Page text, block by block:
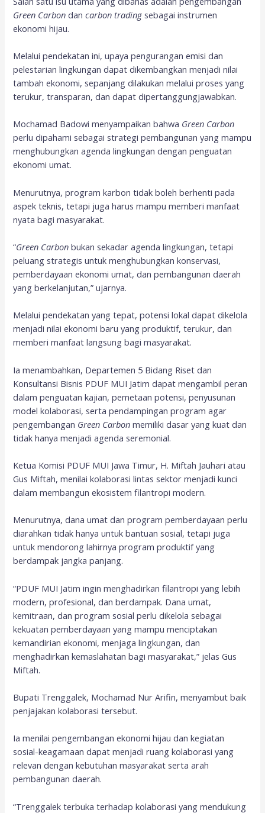
Green Carbon dancarbon trading sebagai instrumen
ekonomi hijau.
Melalui pendekatan ini, upaya pengurangan emisi dan
pelestarian lingkungan dapat dikembangkan menjadi nilai
tambah ekonomi, sepanjang dilakukan melalui proses yang
terukur, transparan, dan dapat dipertanggungjawabkan.
Mochamad Badowi menyampaikan bahwa Green Carbon
perlu dipahami sebagai strategi pembangunan yang mampu
menghubungkan agenda lingkungan dengan penguatan
ekonomi umat.
Menurutnya, program karbon tidak boleh berhenti pada
aspek teknis, tetapi juga harus mampu memberi manfaat
nyata bagi masyarakat.
“Green Carbon bukan sekadar agenda lingkungan, tetapi
peluang strategis untuk menghubungkan konservasi,
pemberdayaan ekonomi umat, dan pembangunan daerah
yang berkelanjutan,” ujarnya.
Melalui pendekatan yang tepat, potensi lokal dapat dikelola
menjadi nilai ekonomi baru yang produktif, terukur, dan
memberi manfaat langsung bagi masyarakat.
Ia menambahkan, Departemen 5 Bidang Riset dan
Konsultansi Bisnis PDUF MUI Jatim dapat mengambil peran
dalam penguatan kajian, pemetaan potensi, penyusunan
model kolaborasi, serta pendampingan program agar
pengembangan Green Carbon memiliki dasar yang kuat dan
tidak hanya menjadi agenda seremonial.
Ketua Komisi PDUF MUI Jawa Timur, H. Miftah Jauhari atau
Gus Miftah, menilai kolaborasi lintas sektor menjadi kunci
dalam membangun ekosistem filantropi modern.
Menurutnya, dana umat dan program pemberdayaan perlu
diarahkan tidak hanya untuk bantuan sosial, tetapi juga
untuk mendorong lahirnya program produktif yang
berdampak jangka panjang.
“PDUF MUI Jatim ingin menghadirkan filantropi yang lebih
modern, profesional, dan berdampak. Dana umat,
kemitraan, dan program sosial perlu dikelola sebagai
kekuatan pemberdayaan yang mampu menciptakan
kemandirian ekonomi, menjaga lingkungan, dan
menghadirkan kemaslahatan bagi masyarakat,” jelas Gus
Miftah.
Bupati Trenggalek, Mochamad Nur Arifin, menyambut baik
penjajakan kolaborasi tersebut.
Ia menilai pengembangan ekonomi hijau dan kegiatan
sosial-keagamaan dapat menjadi ruang kolaborasi yang
relevan dengan kebutuhan masyarakat serta arah
pembangunan daerah.
“Trenggalek terbuka terhadap kolaborasi yang mendukung